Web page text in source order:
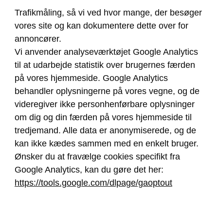
Trafikmåling, så vi ved hvor mange, der besøger
vores site og kan dokumentere dette over for
annoncører.
Vi anvender analyseværktøjet Google Analytics
til at udarbejde statistik over brugernes færden
på vores hjemmeside. Google Analytics
behandler oplysningerne på vores vegne, og de
videregiver ikke personhenførbare oplysninger
om dig og din færden på vores hjemmeside til
tredjemand. Alle data er anonymiserede, og de
kan ikke kædes sammen med en enkelt bruger.
Ønsker du at fravælge cookies specifikt fra
Google Analytics, kan du gøre det her:
https://tools.google.com/dlpage/gaoptout